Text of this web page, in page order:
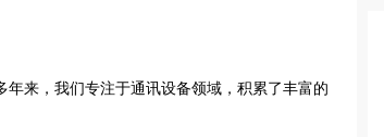
来，我们专注于通讯设备领域，积累了丰富的